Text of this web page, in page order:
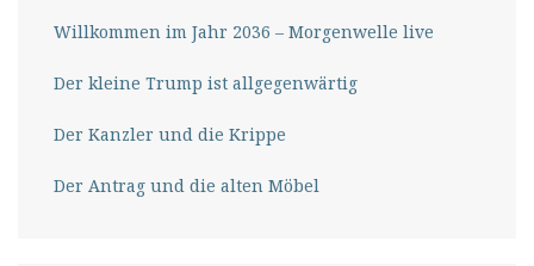
Willkommen im Jahr 2036 – Morgenwelle live
Der kleine Trump ist allgegenwärtig
Der Kanzler und die Krippe
Der Antrag und die alten Möbel